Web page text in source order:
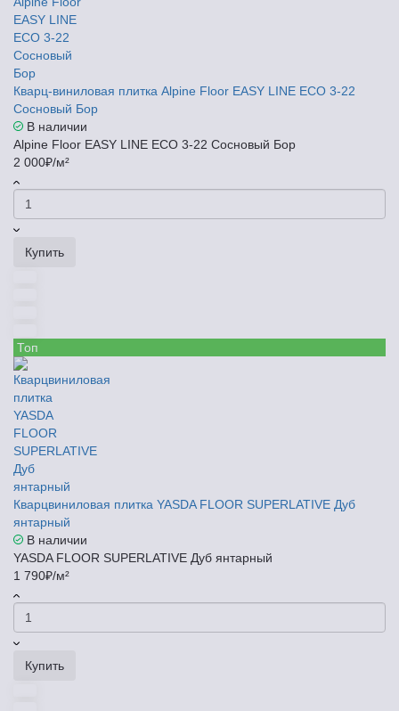
Кварц-виниловая плитка Alpine Floor EASY LINE ЕСО 3-22
Сосновый Бор
В наличии
Alpine Floor EASY LINE ЕСО 3-22 Сосновый Бор
2 000₽/м²
Купить
Топ
Кварцвиниловая плитка YASDA FLOOR SUPERLATIVE Дуб
янтарный
В наличии
YASDA FLOOR SUPERLATIVE Дуб янтарный
1 790₽/м²
Купить